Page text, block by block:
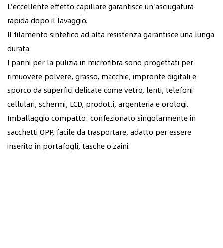
L'eccellente effetto capillare garantisce un'asciugatura
rapida dopo il lavaggio.
Il filamento sintetico ad alta resistenza garantisce una lunga
durata.
I panni per la pulizia in microfibra sono progettati per
rimuovere polvere, grasso, macchie, impronte digitali e
sporco da superfici delicate come vetro, lenti, telefoni
cellulari, schermi, LCD, prodotti, argenteria e orologi.
Imballaggio compatto: confezionato singolarmente in
sacchetti OPP, facile da trasportare, adatto per essere
inserito in portafogli, tasche o zaini.